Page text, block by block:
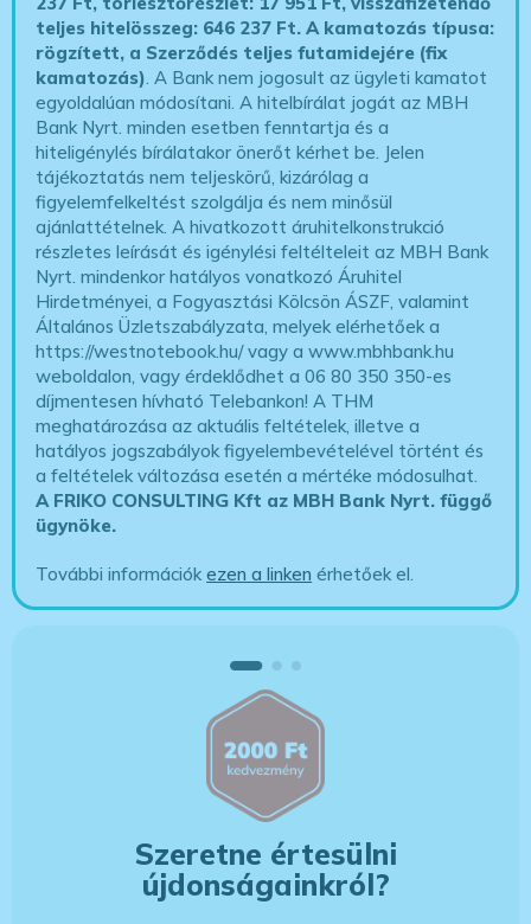
teljes hitelösszeg: 646 237 Ft.A kamatozás típusa:
rögzített, a Szerződés teljes futamidejére (fix
kamatozás) . A Bank nem jogosult az ügyleti kamatot
egyoldalúan módosítani. A hitelbírálat jogát az MBH
Bank Nyrt. minden esetben fenntartja és a
hiteligénylés bírálatakor önerőt kérhet be. Jelen
tájékoztatás nem teljeskörű, kizárólag a
figyelemfelkeltést szolgálja és nem minősül
ajánlattételnek. A hivatkozott áruhitelkonstrukció
részletes leírását és igénylési feltélteleit az MBH Bank
Nyrt. mindenkor hatályos vonatkozó Áruhitel
Hirdetményei, a Fogyasztási Kölcsön ÁSZF, valamint
Általános Üzletszabályzata, melyek elérhetőek a
https://westnotebook.hu/vagy a www.mbhbank.hu
weboldalon, vagy érdeklődhet a 06 80 350 350-es
díjmentesen hívható Telebankon! A THM
meghatározása az aktuális feltételek, illetve a
hatályos jogszabályok figyelembevételével történt és
a feltételek változása esetén a mértéke módosulhat.
A FRIKO CONSULTING Kft az MBH Bank Nyrt. függő
ügynöke.
További információkezen a linken érhetőek el.
Szeretne értesülni
újdonságainkról?